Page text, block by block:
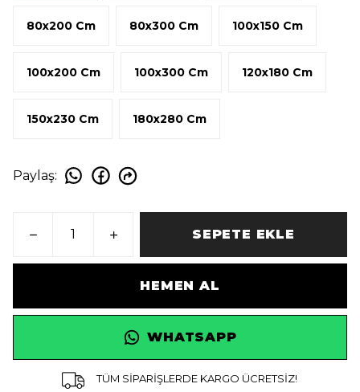
80x200 Cm 80x300 Cm 100x150 Cm
100x200 Cm 100x300 Cm 120x180 Cm
150x230 Cm 180x280 Cm
Paylaş:
SEPETE EKLE
HEMEN AL
WHATSAPP
TÜM SİPARİŞLERDE KARGO ÜCRETSİZ!